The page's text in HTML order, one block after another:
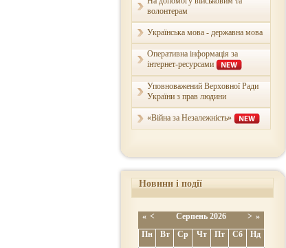
волонтерам
Українська мова - державна мова
Оперативна інформація за
інтернет-ресурсами
Уповноважений Верховної Ради
України з прав людини
«Війна за Незалежність»
Новини і події
« < Серпень2026 > »
Пн
Вт Ср Чт Пт Сб Нд